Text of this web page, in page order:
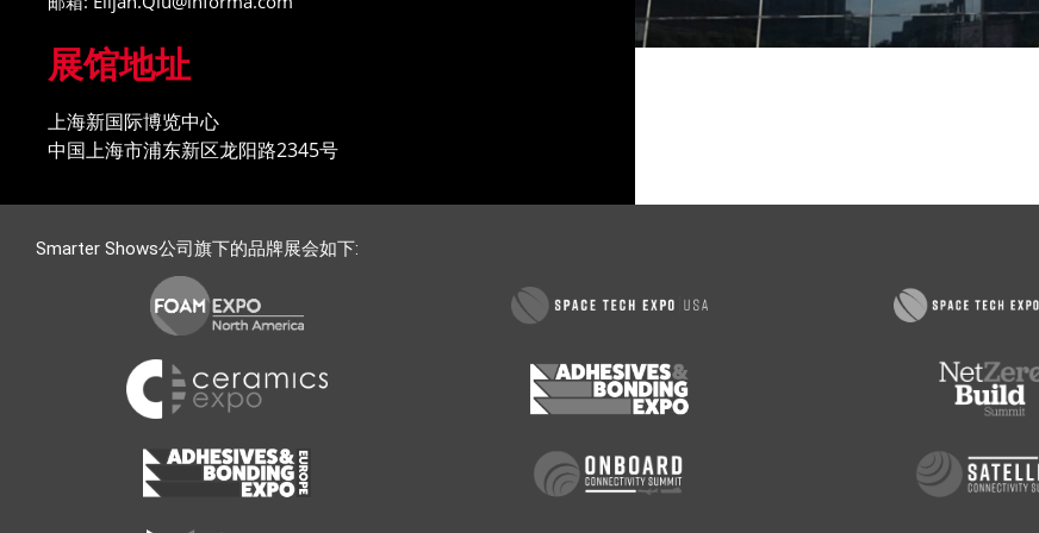
展馆地址
上海新国际博览中心
中国上海市浦东新区龙阳路2345号
Smarter Shows公司旗下的品牌展会如下: